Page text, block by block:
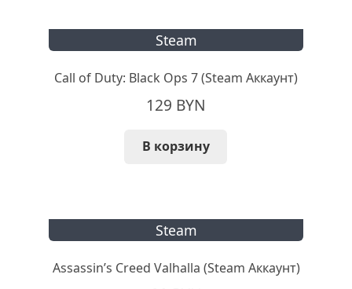
Steam
Call of Duty: Black Ops 7 (Steam Аккаунт)
129 BYN
В корзину
Steam
Assassin’s Creed Valhalla (Steam Аккаунт)